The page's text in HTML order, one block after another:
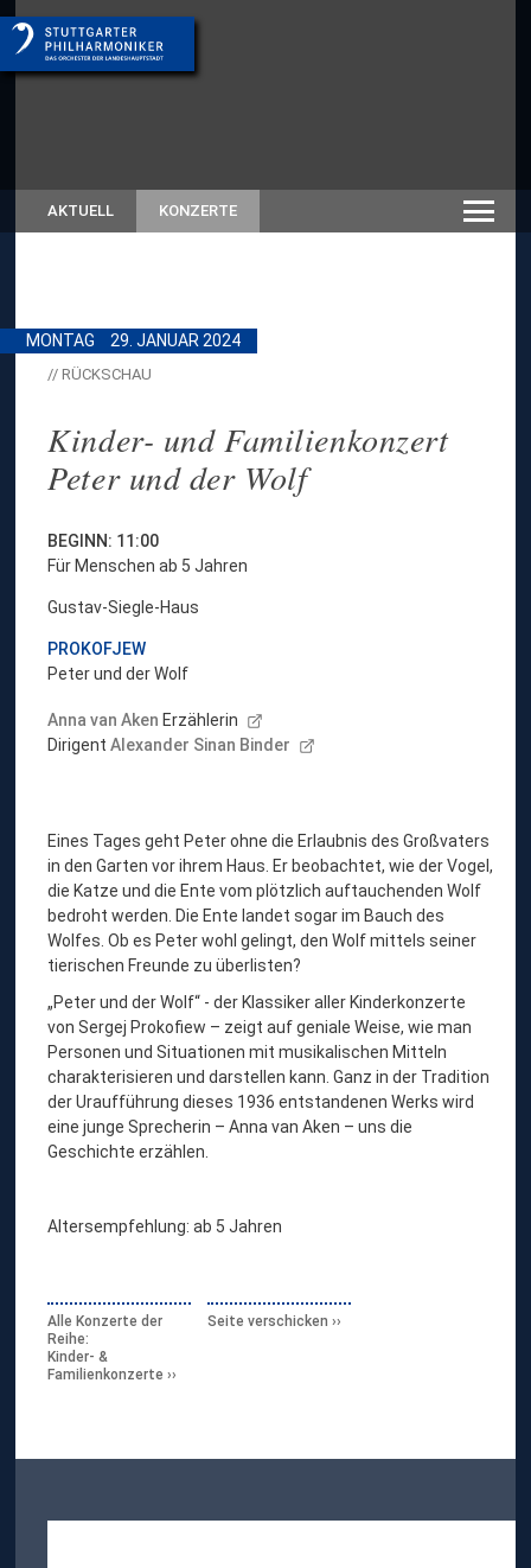
AKTUELL KONZERTE
MONTAG 29. JANUAR 2024
// RÜCKSCHAU
Kinder- und Familienkonzert
Peter und der Wolf
BEGINN: 11:00
Für Menschen ab 5 Jahren
Gustav-Siegle-Haus
PROKOFJEW
Peter und der Wolf
Anna van AkenErzählerin
DirigentAlexander Sinan Binder
Eines Tages geht Peter ohne die Erlaubnis des Großvaters
in den Garten vor ihrem Haus. Er beobachtet, wie der Vogel,
die Katze und die Ente vom plötzlich auftauchenden Wolf
bedroht werden. Die Ente landet sogar im Bauch des
Wolfes. Ob es Peter wohl gelingt, den Wolf mittels seiner
tierischen Freunde zu überlisten?
„Peter und der Wolf“ - der Klassiker aller Kinderkonzerte
von Sergej Prokofiew – zeigt auf geniale Weise, wie man
Personen und Situationen mit musikalischen Mitteln
charakterisieren und darstellen kann. Ganz in der Tradition
der Uraufführung dieses 1936 entstandenen Werks wird
eine junge Sprecherin – Anna van Aken – uns die
Geschichte erzählen.
Altersempfehlung: ab 5 Jahren
Alle Konzerte der
Reihe:
Kinder- &
Familienkonzerte
Seite verschicken